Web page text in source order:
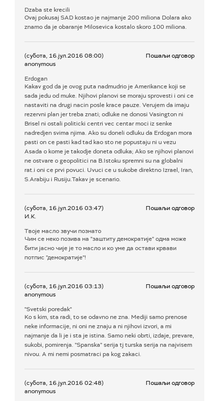
Dzaba ste krecili
Ovaj pokusaj SAD kostao je najmanje 200 miliona Dolara ako
znamo da je obaranje Milosevica kostalo skoro 100 miliona.
(субота, 16.јул.2016 08:00)
anonymous
Пошаљи одговор
Erdogan
Kakav god da je ovog puta nadmudrio je Amerikance koji se
sada jedu od muke. Njihovi planovi se moraju sprovesti i oni ce
nastaviti na drugi nacin posle krace pauze. Verujem da imaju
rezervni plan jer treba znati; odluke ne donosi Vasington ni
Brisel ni ostali politicki centri vec centar moci iz senke
nadredjen svima njima. Ako su doneli odluku da Erdogan mora
pasti on ce pasti kad tad kao sto ne popustaju ni u vezu
Asada o kome je takodje doneta odluka; Ako se njihovi planovi
ne ostvare o geopolitici na B.Istoku spremni su na globalni
rat.i oni ce prvi povuci. Uvuci ce u sukobe direktno Izrael, Iran,
S.Arabiju i Rusiju.Takav je scenario.
(субота, 16.јул.2016 03:47)
И.К.
Пошаљи одговор
Твоје масло звучи познато
Чим се неко позива на "заштиту демократије" одма може
бити јасно чије је то масло и ко уме да остави крвави
потпис "демократије"!
(субота, 16.јул.2016 03:13)
anonymous
Пошаљи одговор
"Svetski poredak"
Ko s kim, sta radi, to se odavno ne zna. Mediji samo prenose
neke informacije, ni oni ne znaju a ni njihovi izvori, a mi
najmanje da li je i sta je istina. Samo neki obrti, izdaje, prevare,
sukobi, pomirenja. "Spanska" serija tj turska serija na najvisem
nivou. A mi nemi posmatraci pa kog zakaci.
(субота, 16.јул.2016 02:48)
anonymous
Пошаљи одговор